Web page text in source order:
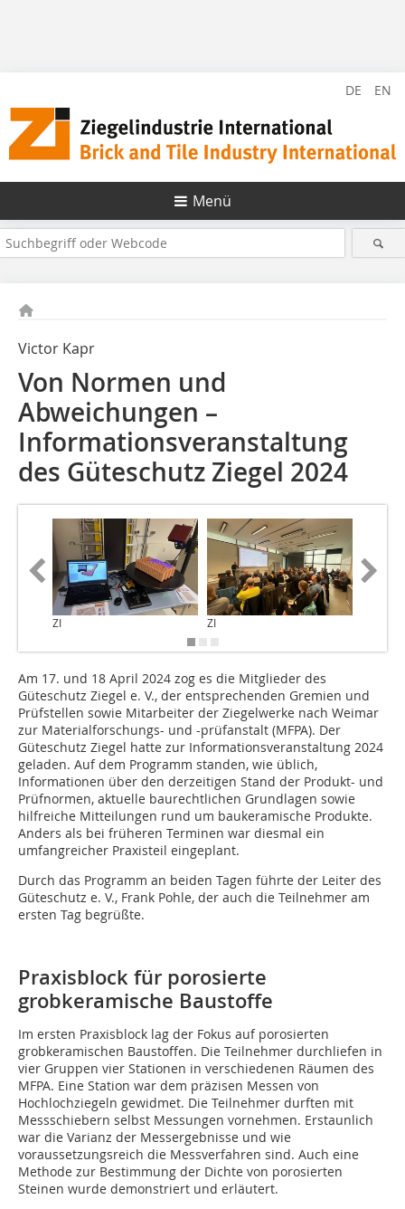
DE EN
Menü
Victor Kapr
Von Normen und
Abweichungen –
Informationsveranstaltung
des Güteschutz Ziegel 2024
ZI ZI
Am 17. und 18 April 2024 zog es die Mitglieder des
Güteschutz Ziegel e. V., der entsprechenden Gremien und
Prüfstellen sowie Mitarbeiter der Ziegelwerke nach Weimar
zur Materialforschungs- und -prüfanstalt (MFPA). Der
Güteschutz Ziegel hatte zur Informationsveranstaltung 2024
geladen. Auf dem Programm standen, wie üblich,
Informationen über den derzeitigen Stand der Produkt- und
Prüfnormen, aktuelle baurechtlichen Grundlagen sowie
hilfreiche Mitteilungen rund um baukeramische Produkte.
Anders als bei früheren Terminen war diesmal ein
umfangreicher Praxisteil eingeplant.
Durch das Programm an beiden Tagen führte der Leiter des
Güteschutz e. V., Frank Pohle, der auch die Teilnehmer am
ersten Tag begrüßte.
Praxisblock für porosierte
grobkeramische Baustoffe
Im ersten Praxisblock lag der Fokus auf porosierten
grobkeramischen Baustoffen. Die Teilnehmer durchliefen in
vier Gruppen vier Stationen in verschiedenen Räumen des
MFPA. Eine Station war dem präzisen Messen von
Hochlochziegeln gewidmet. Die Teilnehmer durften mit
Messschiebern selbst Messungen vornehmen. Erstaunlich
war die Varianz der Messergebnisse und wie
voraussetzungsreich die Messverfahren sind. Auch eine
Methode zur Bestimmung der Dichte von porosierten
Steinen wurde demonstriert und erläutert.